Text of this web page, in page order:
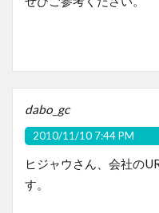
dabo_gc
2010/11/10 7:44 PM
ヒジャウさん、会社の
す。